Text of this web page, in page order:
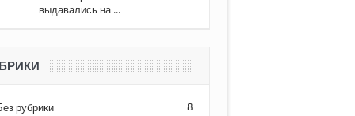
выдавались на ...
рубрики 8